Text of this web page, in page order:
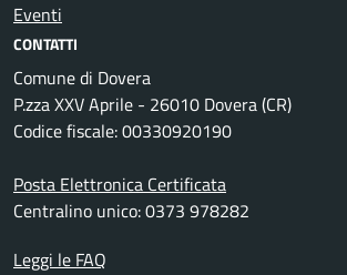
Eventi
CONTATTI
Comune di Dovera
P.zza XXV Aprile - 26010 Dovera (CR)
Codice fiscale: 00330920190
Posta Elettronica Certificata
Centralino unico: 0373 978282
Leggi le FAQ